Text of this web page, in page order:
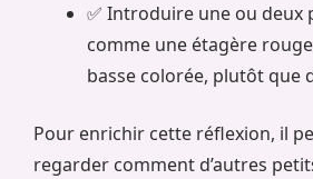
✅ Introduire une ou deux
comme une étagère
basse colorée, plutôt que
Pour enrichir cette réflexion, il
regarder comment d’autres